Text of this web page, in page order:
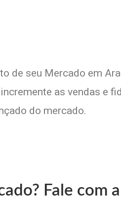
de seu Mercado em
as vendas e
do mercado.
Fale com